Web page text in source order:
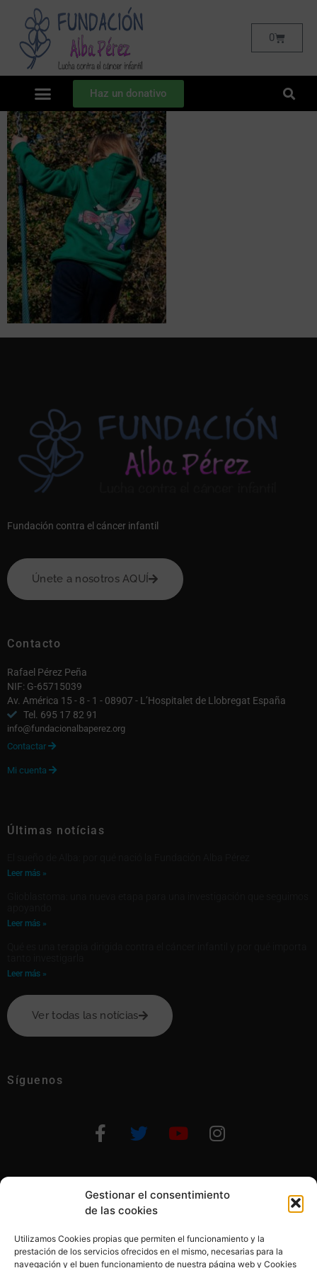
Gestionar el consentimiento
de las cookies
Utilizamos Cookies propias que permiten el funcionamiento y la
prestación de los servicios ofrecidos en el mismo, necesarias para la
navegación y el buen funcionamiento de nuestra página web y Cookies
0
Haz un donativo
Fundación contra el cáncer infantil
Únete a nosotros AQUÍ
Contacto
Rafael Pérez Peña
NIF: G-65715039
Av. América 15 - 8 - 1 - 08907 - L’Hospitalet de Llobregat España
Tel. 695 17 82 91
info@fundacionalbaperez.org
Contactar 
Mi cuenta 
Últimas notícias
Leer más »
Leer más »
Leer más »
Ver todas las notícias
Síguenos
Otras formas de ayudar